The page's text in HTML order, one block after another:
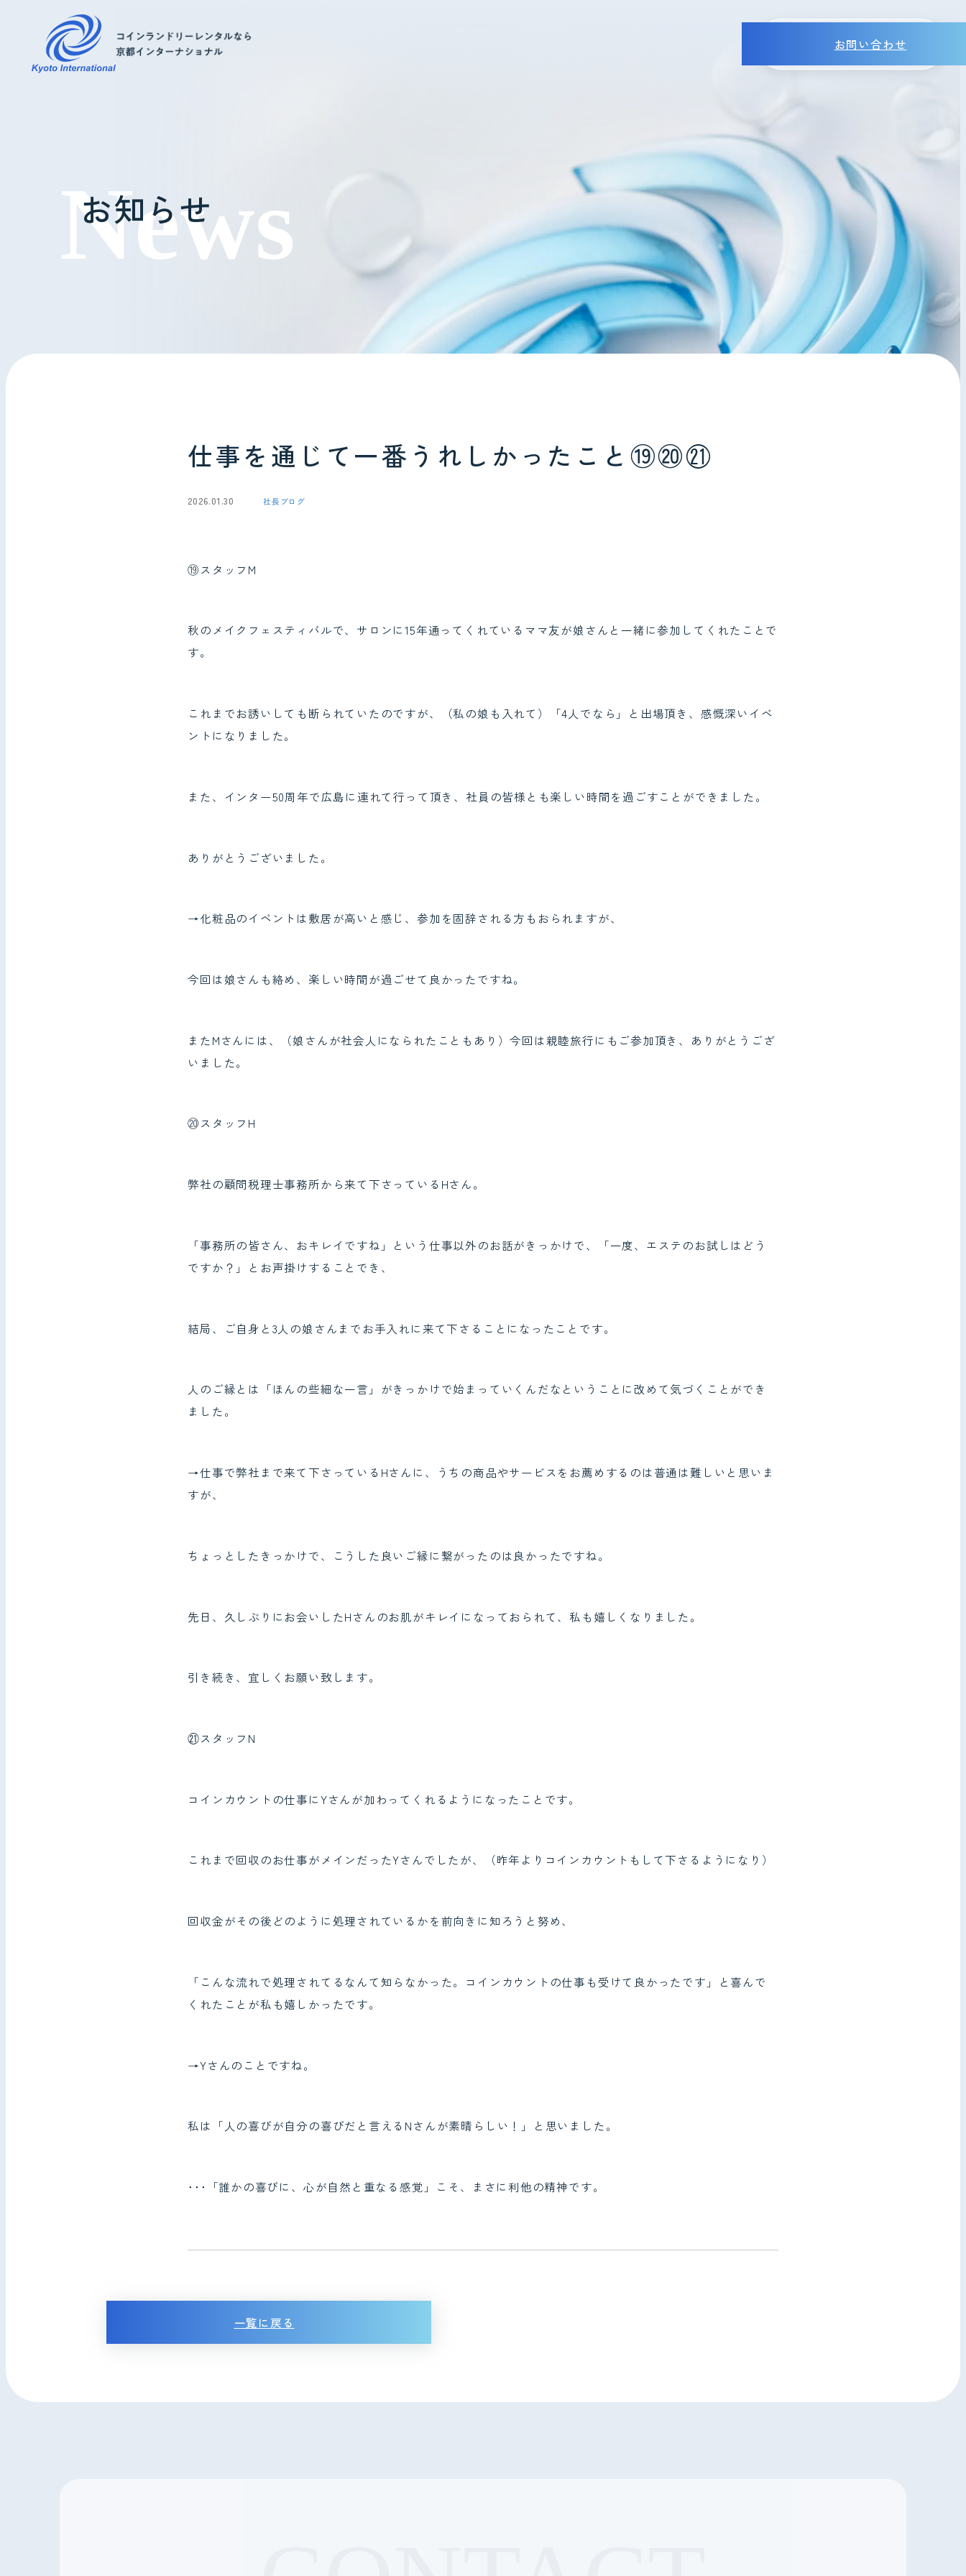
掃除・メンテナンス
会社情報
お問い合わせ
お知らせ
仕事を通じて一番うれしかったこと⑲⑳㉑
2026.01.30 社長ブログ
⑲スタッフM
秋のメイクフェスティバルで、サロンに15年通ってくれているママ友が娘さんと一緒に参加してくれたことで
す。
これまでお誘いしても断られていたのですが、（私の娘も入れて）「4人でなら」と出場頂き、感慨深いイベ
ントになりました。
また、インター50周年で広島に連れて行って頂き、社員の皆様とも楽しい時間を過ごすことができました。
ありがとうございました。
→化粧品のイベントは敷居が高いと感じ、参加を固辞される方もおられますが、
今回は娘さんも絡め、楽しい時間が過ごせて良かったですね。
またMさんには、（娘さんが社会人になられたこともあり）今回は親睦旅行にもご参加頂き、ありがとうござ
いました。
⑳スタッフH
弊社の顧問税理士事務所から来て下さっているHさん。
「事務所の皆さん、おキレイですね」という仕事以外のお話がきっかけで、「一度、エステのお試しはどう
ですか？」とお声掛けすることでき、
結局、ご自身と3人の娘さんまでお手入れに来て下さることになったことです。
人のご縁とは「ほんの些細な一言」がきっかけで始まっていくんだなということに改めて気づくことができ
ました。
→仕事で弊社まで来て下さっているHさんに、うちの商品やサービスをお薦めするのは普通は難しいと思いま
すが、
ちょっとしたきっかけで、こうした良いご縁に繋がったのは良かったですね。
先日、久しぶりにお会いしたHさんのお肌がキレイになっておられて、私も嬉しくなりました。
引き続き、宜しくお願い致します。
㉑スタッフN
コインカウントの仕事にYさんが加わってくれるようになったことです。
これまで回収のお仕事がメインだったYさんでしたが、（昨年よりコインカウントもして下さるようになり）
回収金がその後どのように処理されているかを前向きに知ろうと努め、
「こんな流れで処理されてるなんて知らなかった。コインカウントの仕事も受けて良かったです」と喜んで
くれたことが私も嬉しかったです。
→Yさんのことですね。
私は「人の喜びが自分の喜びだと言えるNさんが素晴らしい！」と思いました。
･･･「誰かの喜びに、心が自然と重なる感覚」こそ、まさに利他の精神です。
一覧に戻る